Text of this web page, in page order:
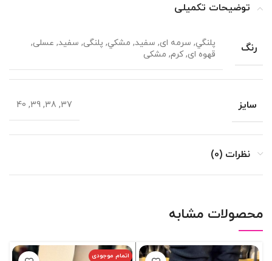
توضیحات تکمیلی
رنگ
پلنگي, سرمه ای, سفيد, مشکي, پلنگی, سفید, عسلی,
قهوه ای, کرم, مشکی
سایز 37, 38, 39, 40
نظرات (0)
محصولات مشابه
اتمام موجودی